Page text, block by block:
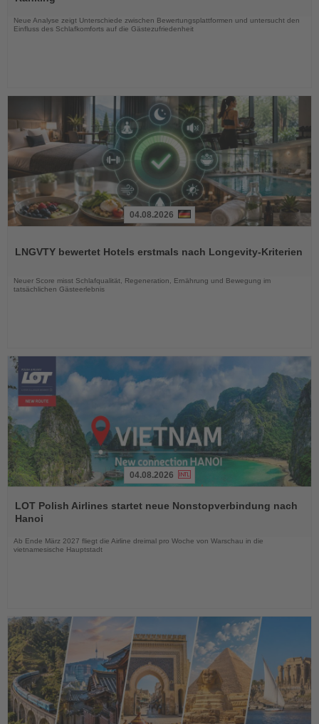
Nachrichten
Neue Analyse zeigt Unterschiede zwischen Bewertungsplattformen und untersucht den
Einfluss des Schlafkomforts auf die Gästezufriedenheit
die
04.08.2026
LNGVTY bewertet Hotels erstmals nach Longevity-Kriterien
Neuer Score misst Schlafqualität, Regeneration, Ernährung und Bewegung im
tatsächlichen Gästeerlebnis
Sie
die
04.08.2026
LOT Polish Airlines startet neue Nonstopverbindung nach
Hanoi
Ab Ende März 2027 fliegt die Airline dreimal pro Woche von Warschau in die
vietnamesische Hauptstadt